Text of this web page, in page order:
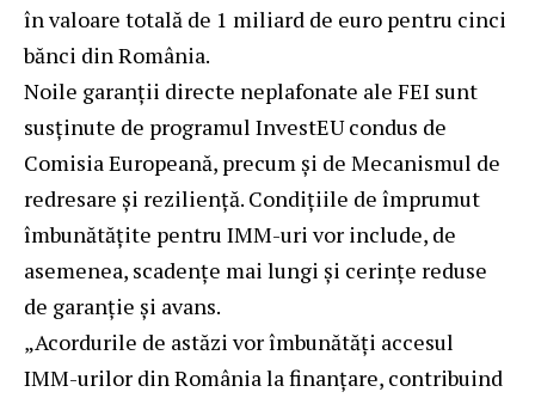
în valoare totală de 1 miliard de euro pentru cinci
bănci din România.
Noile garanții directe neplafonate ale FEI sunt
susținute de programul InvestEU condus de
Comisia Europeană, precum și de Mecanismul de
redresare și reziliență. Condițiile de împrumut
îmbunătățite pentru IMM-uri vor include, de
asemenea, scadențe mai lungi și cerințe reduse
de garanție și avans.
„Acordurile de astăzi vor îmbunătăți accesul
IMM-urilor din România la finanțare, contribuind